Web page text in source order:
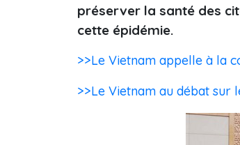
préserver la santé des
cette épidémie.
>>Le Vietnam appelle à la
>>Le Vietnam au débat sur